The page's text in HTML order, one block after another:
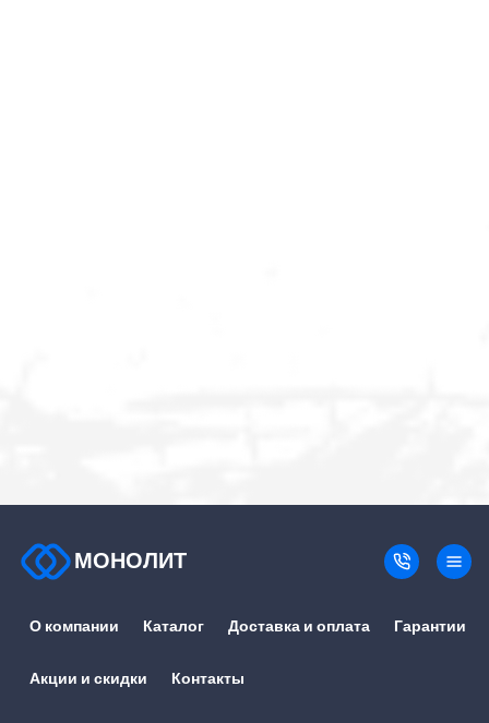
МОНОЛИТ
О компании Каталог Доставка и оплата Гарантии
Акции и скидки Контакты